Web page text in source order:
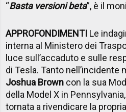
“Basta versioni beta”, è il
APPROFONDIMENTI Le
interna al Ministero dei
luce sull’accaduto e sulle
di Tesla. Tanto nell’incidente
Joshua Brown con la sua
della Model X in
tornata a rivendicare la